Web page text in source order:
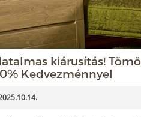
kiárusítás!
Kedvezménnyel